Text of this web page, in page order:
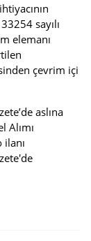
sayılı
elemanı
çevrim içi
aslına
Alımı
ilanı